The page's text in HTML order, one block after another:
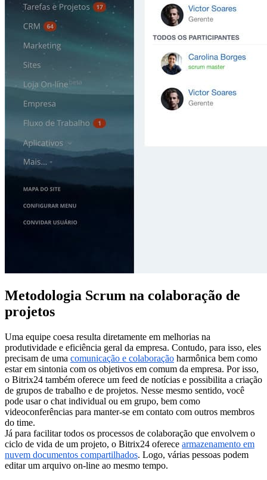
Metodologia Scrum na colaboração de
projetos
Uma equipe coesa resulta diretamente em melhorias na
produtividade e eficiência geral da empresa. Contudo, para isso, eles
precisam de uma comunicação e colaboração harmônica bem como
estar em sintonia com os objetivos em comum da empresa. Por isso,
o Bitrix24 também oferece um feed de notícias e possibilita a criação
de grupos de trabalho e de projetos. Nesse mesmo sentido, você
pode usar o chat individual ou em grupo, bem como
videoconferências para manter-se em contato com outros membros
do time.
Já para facilitar todos os processos de colaboração que envolvem o
ciclo de vida de um projeto, o Bitrix24 oferece armazenamento em
nuvem documentos compartilhados. Logo, várias pessoas podem
editar um arquivo on-line ao mesmo tempo.